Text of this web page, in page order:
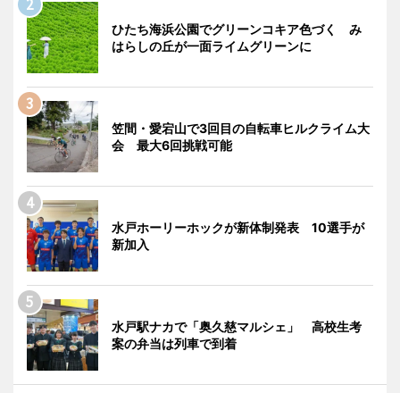
ひたち海浜公園でグリーンコキア色づく み
はらしの丘が一面ライムグリーンに
笠間・愛宕山で3回目の自転車ヒルクライム大
会 最大6回挑戦可能
水戸ホーリーホックが新体制発表 10選手が
新加入
水戸駅ナカで「奥久慈マルシェ」 高校生考
案の弁当は列車で到着